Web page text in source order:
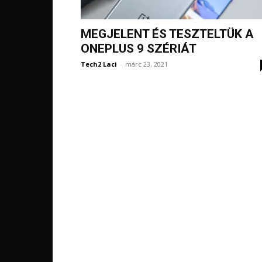
MEGJELENT ÉS TESZTELTÜK A
ONEPLUS 9 SZÉRIÁT
Tech2 Laci - márc 23, 2021